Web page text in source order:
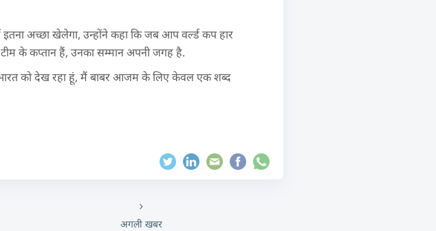
अच्छा खेलेगा, उन्होंने कहा कि जब आप वर्ल्ड कप हार
के कप्तान हैं, उनका सम्मान अपनी जगह है.
को देख रहा हूं, मैं बाबर आजम के लिए केवल एक शब्द
अगली खबर